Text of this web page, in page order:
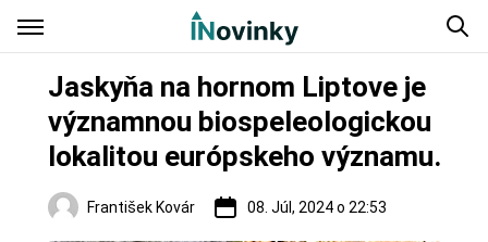
Jaskyňa na hornom Liptove je
významnou biospeleologickou
lokalitou európskeho významu.
František Kovár 08. Júl, 2024 o 22:53